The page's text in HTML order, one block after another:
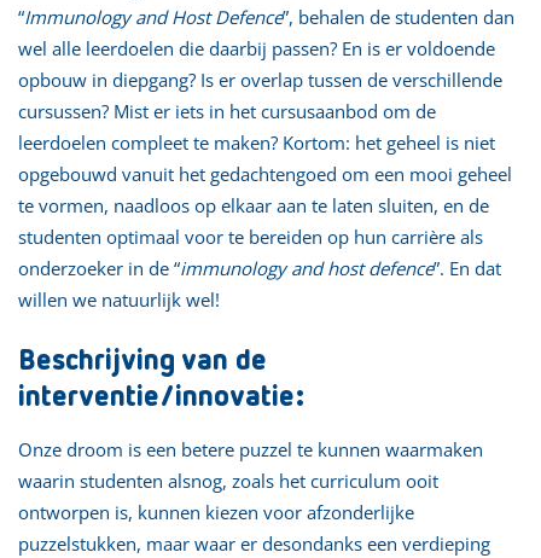
“Immunology and Host Defence”, behalen de studenten dan
wel alle leerdoelen die daarbij passen? En is er voldoende
opbouw in diepgang? Is er overlap tussen de verschillende
cursussen? Mist er iets in het cursusaanbod om de
leerdoelen compleet te maken? Kortom: het geheel is niet
opgebouwd vanuit het gedachtengoed om een mooi geheel
te vormen, naadloos op elkaar aan te laten sluiten, en de
studenten optimaal voor te bereiden op hun carrière als
onderzoeker in de “immunology and host defence”. En dat
willen we natuurlijk wel!
Beschrijving van de
interventie/innovatie:
Onze droom is een betere puzzel te kunnen waarmaken
waarin studenten alsnog, zoals het curriculum ooit
ontworpen is, kunnen kiezen voor afzonderlijke
puzzelstukken, maar waar er desondanks een verdieping